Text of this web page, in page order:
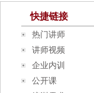
快捷链接
热门讲师
讲师视频
企业内训
公开课